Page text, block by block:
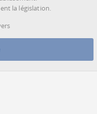
la législation.